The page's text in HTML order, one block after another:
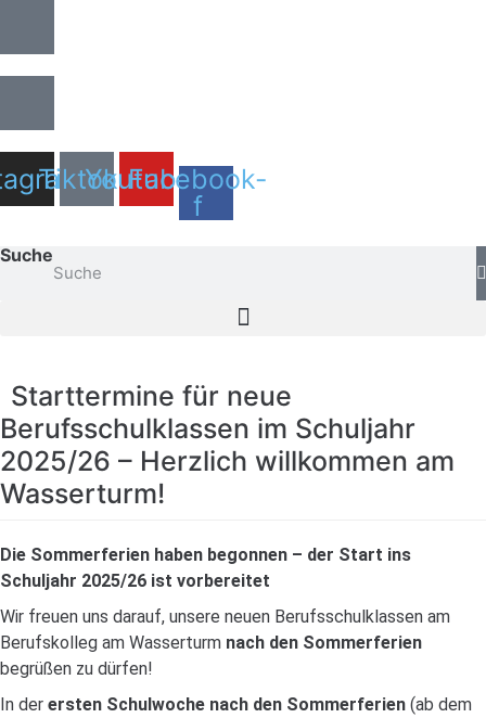
TiktokYoutube
Facebook-
f
Suche
Starttermine für neue
Berufsschulklassen im Schuljahr
2025/26 – Herzlich willkommen am
Wasserturm!
Die Sommerferien haben begonnen – der Start ins
Schuljahr 2025/26 ist vorbereitet
Wir freuen uns darauf, unsere neuen Berufsschulklassen am
Berufskolleg am Wasserturm nach den Sommerferien
begrüßen zu dürfen!
In der ersten Schulwoche nach den Sommerferien (ab dem